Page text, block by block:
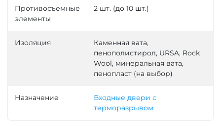
Противосъемные
элементы
2 шт. (до 10 шт.)
Изоляция
Каменная вата,
пенополистирол, URSA, Rock
Wool, минеральная вата,
пенопласт (на выбор)
Назначение
Входные двери с
терморазрывом